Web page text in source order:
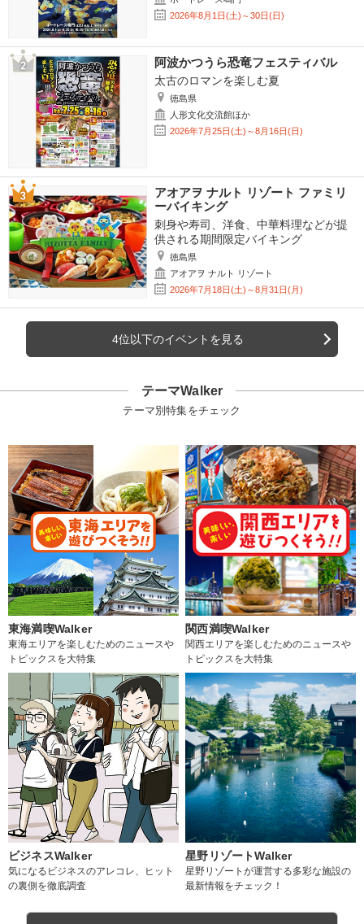
2026年8月1日(土)～30日(日)
阿波かつうら恐竜フェスティバル
太古のロマンを楽しむ夏
徳島県
人形文化交流館ほか
2026年7月25日(土)～8月16日(日)
アオアヲ ナルト リゾート ファミリ
ーバイキング
刺身や寿司、洋食、中華料理などが提
供される期間限定バイキング
徳島県
アオアヲ ナルト リゾート
2026年7月18日(土)～8月31日(月)
4位以下のイベントを見る
テーマWalker
テーマ別特集をチェック
東海満喫Walker
東海エリアを楽しむためのニュースや
トピックスを大特集
関西満喫Walker
関西エリアを楽しむためのニュースや
トピックスを大特集
ビジネスWalker
気になるビジネスのアレコレ、ヒット
の裏側を徹底調査
星野リゾートWalker
星野リゾートが運営する多彩な施設の
最新情報をチェック！